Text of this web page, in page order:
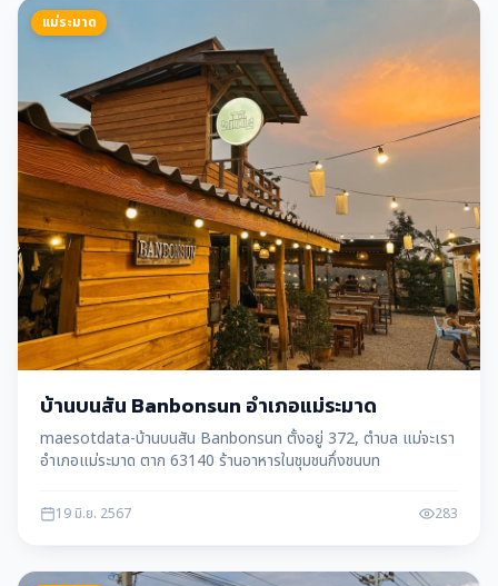
แม่ระมาด
บ้านบนสัน Banbonsun อำเภอแม่ระมาด
maesotdata-บ้านบนสัน Banbonsun ตั้งอยู่ 372, ตำบล แม่จะเรา
อำเภอแม่ระมาด ตาก 63140 ร้านอาหารในชุมชนกึ่งชนบท
19 มิ.ย. 2567 283